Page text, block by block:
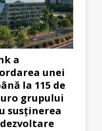
a
unei
la 115 de
grupului
susținerea